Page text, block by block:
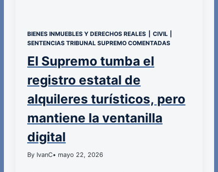
BIENES INMUEBLES Y DERECHOS REALES CIVIL
SENTENCIAS TRIBUNAL SUPREMO COMENTADAS
El Supremo tumba el
registro estatal de
alquileres turísticos, pero
mantiene la ventanilla
digital
By IvanC• mayo 22, 2026